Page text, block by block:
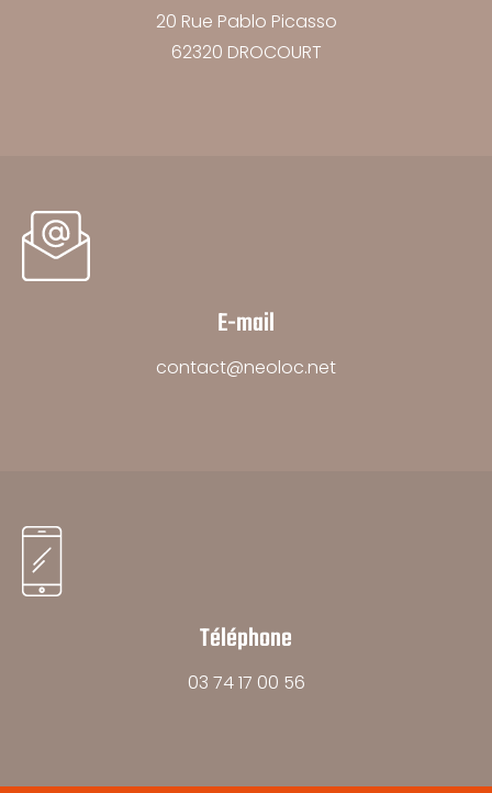
20 Rue Pablo Picasso
62320 DROCOURT
E-mail
contact@neoloc.net
Téléphone
03 74 17 00 56